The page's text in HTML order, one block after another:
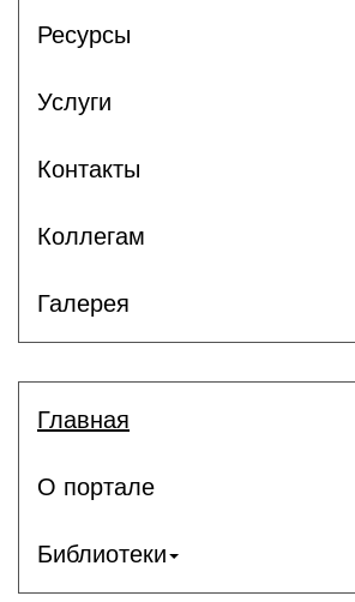
Ресурсы
Услуги
Контакты
Коллегам
Галерея
Главная
О портале
Библиотеки